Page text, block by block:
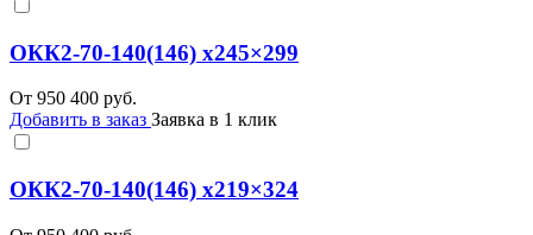
ОКК2-70-140(146) х245×299
От 950 400 руб.
Добавить в заказ Заявка в 1 клик
ОКК2-70-140(146) x219×324